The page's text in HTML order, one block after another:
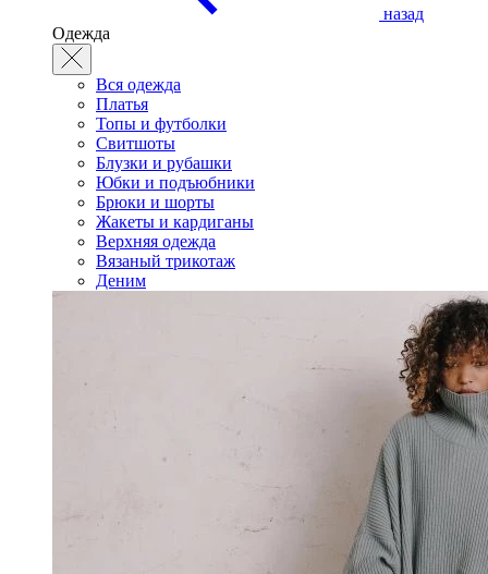
назад
Одежда
Вся одежда
Платья
Топы и футболки
Свитшоты
Блузки и рубашки
Юбки и подъюбники
Брюки и шорты
Жакеты и кардиганы
Верхняя одежда
Вязаный трикотаж
Деним